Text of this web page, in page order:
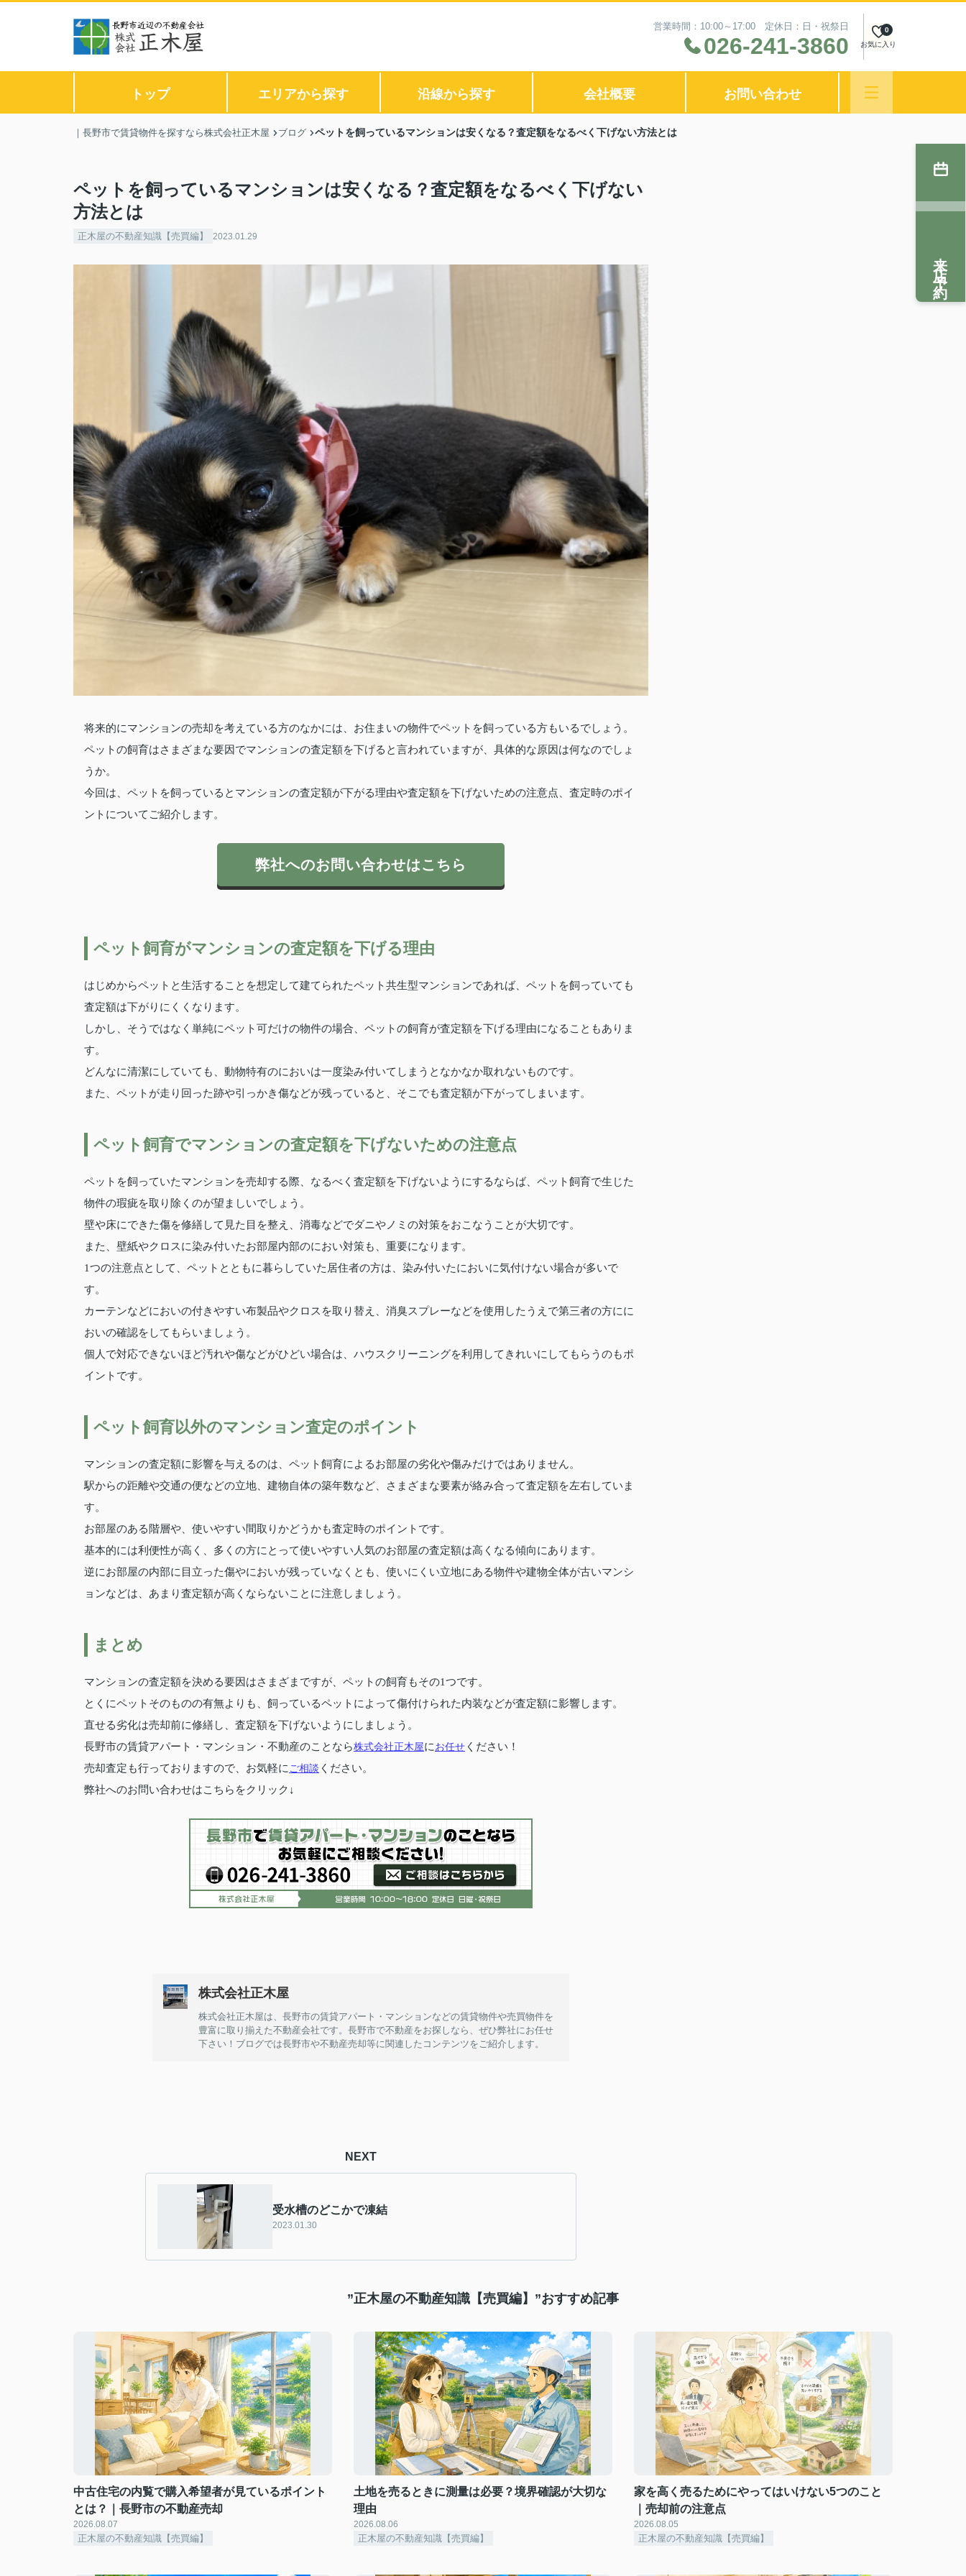
営業時間：10:00～17:00 定休日：日・祝祭日
026-241-3860 お気に入り
0
トップ エリアから探す 沿線から探す 会社概要 お問い合わせ
｜長野市で賃貸物件を探すなら株式会社正木屋 ブログ ペットを飼っているマンションは安くなる？査定額をなるべく下げない方法とは
ペットを飼っているマンションは安くなる？査定額をなるべく下げない
方法とは
正木屋の不動産知識【売買編】 2023.01.29
将来的にマンションの売却を考えている方のなかには、お住まいの物件でペットを飼っている方もいるでしょう。
ペットの飼育はさまざまな要因でマンションの査定額を下げると言われていますが、具体的な原因は何なのでしょ
うか。
今回は、ペットを飼っているとマンションの査定額が下がる理由や査定額を下げないための注意点、査定時のポイ
ントについてご紹介します。
弊社へのお問い合わせはこちら
ペット飼育がマンションの査定額を下げる理由
はじめからペットと生活することを想定して建てられたペット共生型マンションであれば、ペットを飼っていても
査定額は下がりにくくなります。
しかし、そうではなく単純にペット可だけの物件の場合、ペットの飼育が査定額を下げる理由になることもありま
す。
どんなに清潔にしていても、動物特有のにおいは一度染み付いてしまうとなかなか取れないものです。
また、ペットが走り回った跡や引っかき傷などが残っていると、そこでも査定額が下がってしまいます。
ペット飼育でマンションの査定額を下げないための注意点
ペットを飼っていたマンションを売却する際、なるべく査定額を下げないようにするならば、ペット飼育で生じた
物件の瑕疵を取り除くのが望ましいでしょう。
壁や床にできた傷を修繕して見た目を整え、消毒などでダニやノミの対策をおこなうことが大切です。
また、壁紙やクロスに染み付いたお部屋内部のにおい対策も、重要になります。
1つの注意点として、ペットとともに暮らしていた居住者の方は、染み付いたにおいに気付けない場合が多いで
す。
カーテンなどにおいの付きやすい布製品やクロスを取り替え、消臭スプレーなどを使用したうえで第三者の方にに
おいの確認をしてもらいましょう。
個人で対応できないほど汚れや傷などがひどい場合は、ハウスクリーニングを利用してきれいにしてもらうのもポ
イントです。
ペット飼育以外のマンション査定のポイント
マンションの査定額に影響を与えるのは、ペット飼育によるお部屋の劣化や傷みだけではありません。
駅からの距離や交通の便などの立地、建物自体の築年数など、さまざまな要素が絡み合って査定額を左右していま
す。
お部屋のある階層や、使いやすい間取りかどうかも査定時のポイントです。
基本的には利便性が高く、多くの方にとって使いやすい人気のお部屋の査定額は高くなる傾向にあります。
逆にお部屋の内部に目立った傷やにおいが残っていなくとも、使いにくい立地にある物件や建物全体が古いマンシ
ョンなどは、あまり査定額が高くならないことに注意しましょう。
まとめ
マンションの査定額を決める要因はさまざまですが、ペットの飼育もその1つです。
とくにペットそのものの有無よりも、飼っているペットによって傷付けられた内装などが査定額に影響します。
直せる劣化は売却前に修繕し、査定額を下げないようにしましょう。
長野市の賃貸アパート・マンション・不動産のことなら株式会社正木屋にお任せ ください！
売却査定も行っておりますので、お気軽に ご相談 ください。
弊社へのお問い合わせはこちらをクリック↓
株式会社正木屋
株式会社正木屋は、長野市の賃貸アパート・マンションなどの賃貸物件や売買物件を
豊富に取り揃えた不動産会社です。長野市で不動産をお探しなら、ぜひ弊社にお任せ
下さい！ブログでは長野市や不動産売却等に関連したコンテンツをご紹介します。
NEXT
受水槽のどこかで凍結
2023.01.30
”正木屋の不動産知識【売買編】”おすすめ記事
中古住宅の内覧で購入希望者が見ているポイント
とは？｜長野市の不動産売却
2026.08.07
正木屋の不動産知識【売買編】
土地を売るときに測量は必要？境界確認が大切な
理由
2026.08.06
正木屋の不動産知識【売買編】
家を高く売るためにやってはいけない5つのこと
｜売却前の注意点
2026.08.05
正木屋の不動産知識【売買編】
来店予約